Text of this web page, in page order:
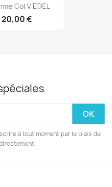
Col V EDEL
20,00 €
à tout moment par le biais de